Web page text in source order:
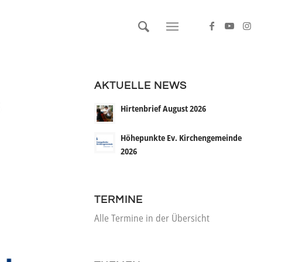
AKTUELLE NEWS
Hirtenbrief August 2026
Höhepunkte Ev. Kirchengemeinde
2026
TERMINE
Alle Termine in der Übersicht